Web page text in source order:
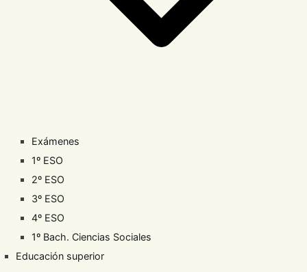
Exámenes
1º ESO
2º ESO
3º ESO
4º ESO
1º Bach. Ciencias Sociales
Educación superior